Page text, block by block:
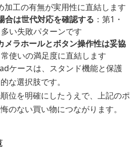
加工の有無が実用性に直結します
は世代対応を確認する ：第1・
い失敗パターンです
メラホールとボタン操作性は妥協
常使いの満足度に直結します
ケースは、スタンド機能と保護
な選択肢です。
位を明確にしたうえで、上記のポ
のない買い物につながります。